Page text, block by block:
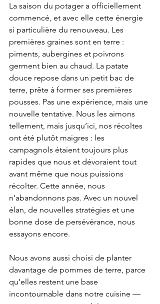
La saison du potager a officiellement
commencé, et avec elle cette énergie
si particulière du renouveau. Les
premières graines sont en terre :
piments, aubergines et poivrons
germent bien au chaud. La patate
douce repose dans un petit bac de
terre, prête à former ses premières
pousses. Pas une expérience, mais une
nouvelle tentative. Nous les aimons
tellement, mais jusqu’ici, nos récoltes
ont été plutôt maigres : les
campagnols étaient toujours plus
rapides que nous et dévoraient tout
avant même que nous puissions
récolter. Cette année, nous
n’abandonnons pas. Avec un nouvel
élan, de nouvelles stratégies et une
bonne dose de persévérance, nous
essayons encore.
Nous avons aussi choisi de planter
davantage de pommes de terre, parce
qu’elles restent une base
incontournable dans notre cuisine —